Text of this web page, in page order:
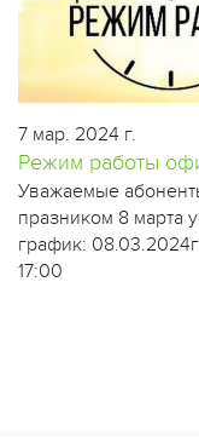
7 мар. 2024 г.
Режим работы
​Уважаемые
празником 8 марта
график:
17:00